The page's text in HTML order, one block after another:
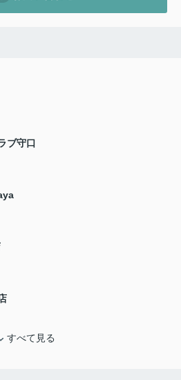
ブ守口
すべて見る